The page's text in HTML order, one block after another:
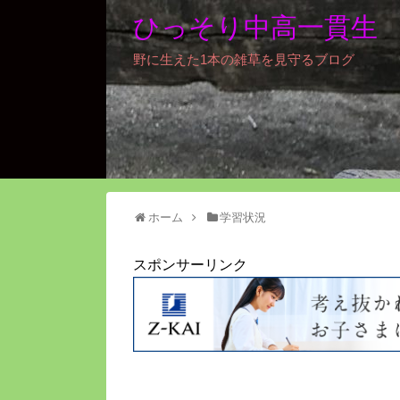
ひっそり中高一貫生
野に生えた1本の雑草を見守るブログ
ホーム 学習状況
スポンサーリンク